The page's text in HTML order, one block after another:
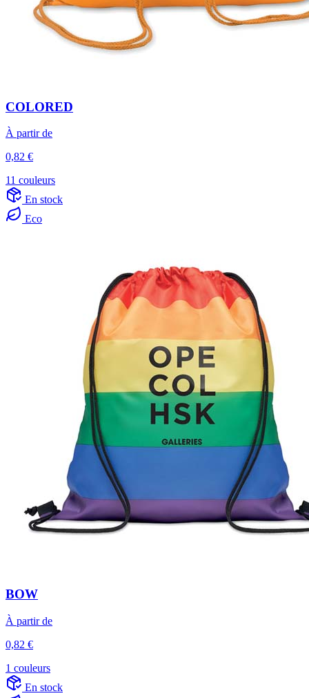
COLORED
À partir de
0,82 €
11 couleurs
En stock
Eco
BOW
À partir de
0,82 €
1 couleurs
En stock